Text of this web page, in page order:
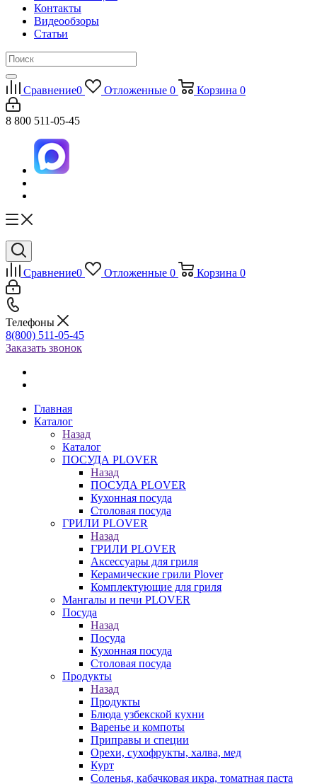
Контакты
Видеообзоры
Статьи
Сравнение0 Отложенные 0 Корзина 0
8 800 511-05-45
Сравнение0 Отложенные 0 Корзина 0
Телефоны
8(800) 511-05-45
Заказать звонок
Главная
Каталог
Назад
Каталог
ПОСУДА PLOVER
Назад
ПОСУДА PLOVER
Кухонная посуда
Столовая посуда
ГРИЛИ PLOVER
Назад
ГРИЛИ PLOVER
Аксессуары для гриля
Керамические грили Plover
Комплектующие для гриля
Мангалы и печи PLOVER
Посуда
Назад
Посуда
Кухонная посуда
Столовая посуда
Продукты
Назад
Продукты
Блюда узбекской кухни
Варенье и компоты
Приправы и специи
Орехи, сухофрукты, халва, мед
Курт
Соленья, кабачковая икра, томатная паста